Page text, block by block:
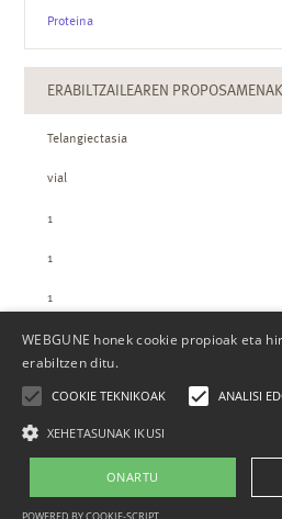
Proteina
ERABILTZAILEAREN PROPOSAMENAK
Telangiectasia
vial
1
1
1
ZTH-REN KOPURUAK
WEBGUNE honek cookie propioak eta
erabiltzen ditu.
COOKIE TEKNIKOAK ANALISI
XEHETASUNAK IKUSI
ONARTU